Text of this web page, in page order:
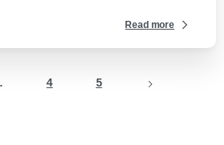
Read more
4 5